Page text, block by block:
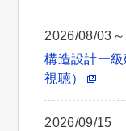
2026/08/03
構造設計一
視聴）
2026/09/15